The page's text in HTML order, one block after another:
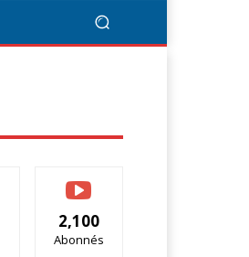
2,100
Abonnés